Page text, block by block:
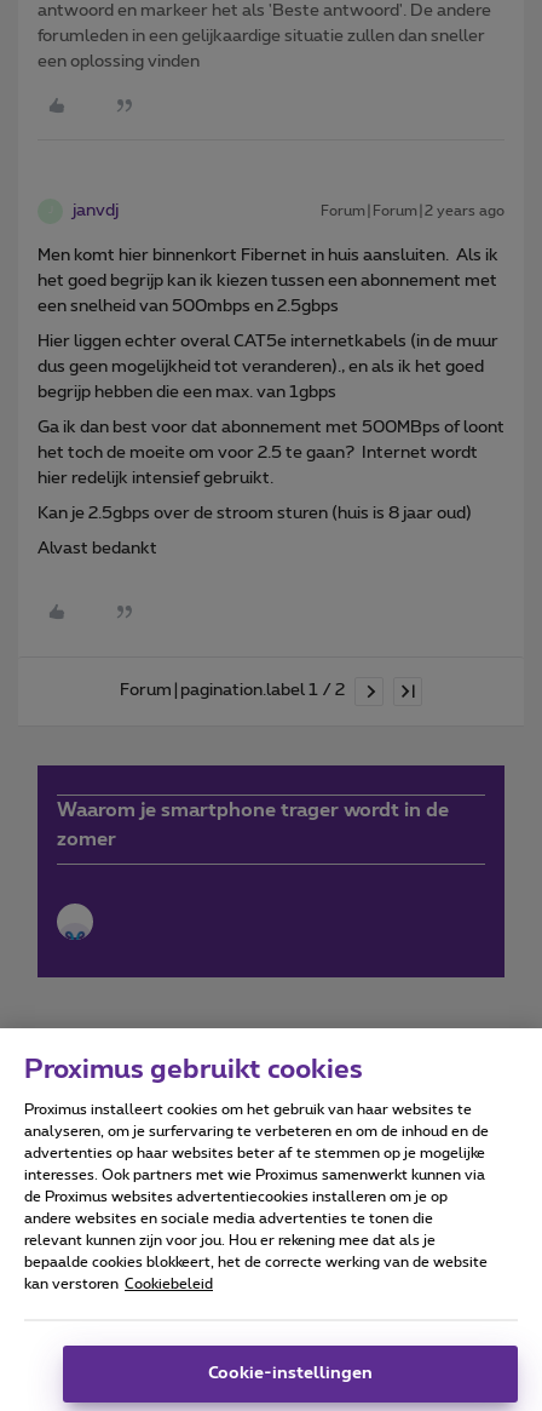
antwoord en markeer het als 'Beste antwoord'. De andere
forumleden in een gelijkaardige situatie zullen dan sneller
een oplossing vinden
janvdj Forum|Forum|2 years ago
Men komt hier binnenkort Fibernet in huis aansluiten. Als ik
het goed begrijp kan ik kiezen tussen een abonnement met
een snelheid van 500mbps en 2.5gbps
Hier liggen echter overal CAT5e internetkabels (in de muur
dus geen mogelijkheid tot veranderen)., en als ik het goed
begrijp hebben die een max. van 1gbps
Ga ik dan best voor dat abonnement met 500MBps of loont
het toch de moeite om voor 2.5 te gaan? Internet wordt
hier redelijk intensief gebruikt.
Kan je 2.5gbps over de stroom sturen (huis is 8 jaar oud)
Alvast bedankt
Forum|pagination.label 1 / 2
Waarom je smartphone trager wordt in de
zomer
Forumvoorwaarden Accessibility statement
Alle rechten voorbehouden. © Proximus
Algemene voorwaarden, consumenteninfo
Deze website is gecreëerd en wordt beheerd conform het
Proximus gebruikt cookies
Proximus installeert cookies om het gebruik van haar websites te
analyseren, om je surfervaring te verbeteren en om de inhoud en de
advertenties op haar websites beter af te stemmen op je mogelijke
interesses. Ook partners met wie Proximus samenwerkt kunnen via
de Proximus websites advertentiecookies installeren om je op
andere websites en sociale media advertenties te tonen die
relevant kunnen zijn voor jou. Hou er rekening mee dat als je
bepaalde cookies blokkeert, het de correcte werking van de website
kan verstoren Cookiebeleid
Cookie-instellingen